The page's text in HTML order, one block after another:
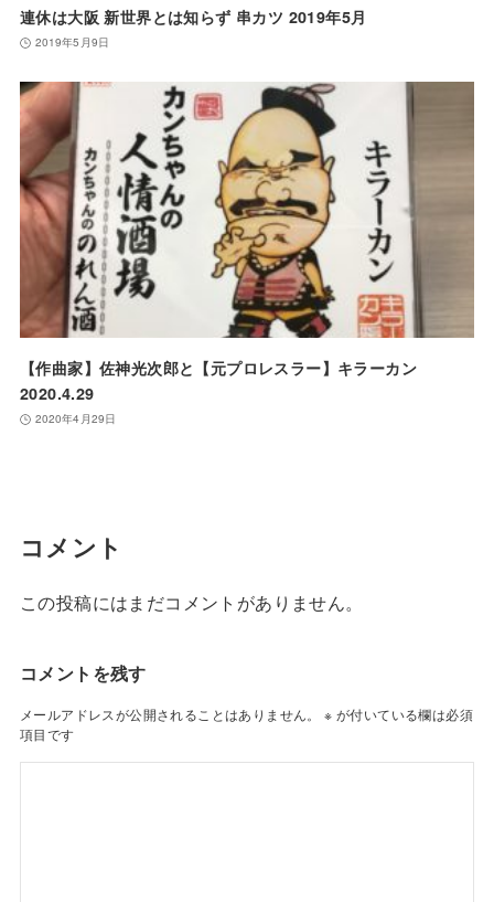
連休は大阪 新世界とは知らず 串カツ 2019年5月
2019年5月9日
【作曲家】佐神光次郎と【元プロレスラー】キラーカン
2020.4.29
2020年4月29日
コメント
この投稿にはまだコメントがありません。
コメントを残す
メールアドレスが公開されることはありません。 ※ が付いている欄は必須
項目です